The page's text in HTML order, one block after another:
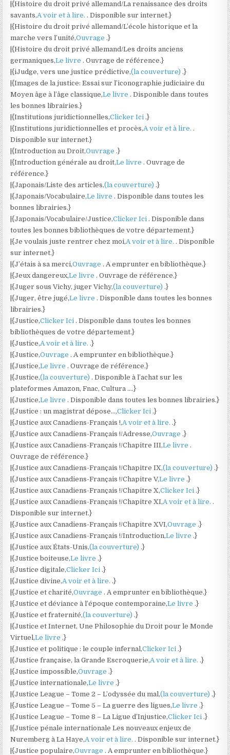
|{Histoire du droit privé allemand/La renaissance des droits
savants,A voir et à lire.. Disponible sur internet.}
|{Histoire du droit privé allemand/L’école historique et la
marche vers l’unité,Ouvrage.}
|{Histoire du droit privé allemand/Les droits anciens
germaniques,Le livre. Ouvrage de référence.}
|{iJudge, vers une justice prédictive,(la couverture).}
|{Images de la justice: Essai sur l’iconographie judiciaire du
Moyen âge à l’âge classique,Le livre. Disponible dans toutes
les bonnes librairies.}
|{Institutions juridictionnelles,Clicker Ici.}
|{Institutions juridictionnelles et procès,A voir et à lire..
Disponible sur internet.}
|{Introduction au Droit,Ouvrage.}
|{Introduction générale au droit,Le livre. Ouvrage de
référence.}
|{Japonais/Liste des articles,(la couverture).}
|{Japonais/Vocabulaire,Le livre. Disponible dans toutes les
bonnes librairies.}
|{Japonais/Vocabulaire/Justice,Clicker Ici. Disponible dans
toutes les bonnes bibliothèques de votre département.}
|{Je voulais juste rentrer chez moi,A voir et à lire.. Disponible
sur internet.}
|{J’étais à sa merci,Ouvrage. A emprunter en bibliothèque.}
|{Jeux dangereux,Le livre. Ouvrage de référence.}
|{Juger sous Vichy, juger Vichy,(la couverture).}
|{Juger, être jugé,Le livre. Disponible dans toutes les bonnes
librairies.}
|{Justice,Clicker Ici. Disponible dans toutes les bonnes
bibliothèques de votre département.}
|{Justice,A voir et à lire..}
|{Justice,Ouvrage. A emprunter en bibliothèque.}
|{Justice,Le livre. Ouvrage de référence.}
|{Justice,(la couverture). Disponible à l’achat sur les
plateformes Amazon, Fnac, Cultura ….}
|{Justice,Le livre. Disponible dans toutes les bonnes librairies.}
|{Justice : un magistrat dépose…,Clicker Ici.}
|{Justice aux Canadiens-Français !,A voir et à lire..}
|{Justice aux Canadiens-Français !/Adresse,Ouvrage.}
|{Justice aux Canadiens-Français !/Chapitre III,Le livre.
Ouvrage de référence.}
|{Justice aux Canadiens-Français !/Chapitre IX,(la couverture).}
|{Justice aux Canadiens-Français !/Chapitre V,Le livre.}
|{Justice aux Canadiens-Français !/Chapitre X,Clicker Ici.}
|{Justice aux Canadiens-Français !/Chapitre XI,A voir et à lire..
Disponible sur internet.}
|{Justice aux Canadiens-Français !/Chapitre XVI,Ouvrage.}
|{Justice aux Canadiens-Français !/Introduction,Le livre.}
|{Justice aux États-Unis,(la couverture).}
|{Justice boiteuse,Le livre.}
|{Justice digitale,Clicker Ici.}
|{Justice divine,A voir et à lire..}
|{Justice et charité,Ouvrage. A emprunter en bibliothèque.}
|{Justice et déviance à l’époque contemporaine,Le livre.}
|{Justice et fraternité,(la couverture).}
|{Justice et Internet, Une Philosophie du Droit pour le Monde
Virtuel,Le livre.}
|{Justice et politique : le couple infernal,Clicker Ici.}
|{Justice française, la Grande Escroquerie,A voir et à lire..}
|{Justice impossible,Ouvrage.}
|{Justice internationale,Le livre.}
|{Justice League – Tome 2 – L’odyssée du mal,(la couverture).}
|{Justice League – Tome 5 – La guerre des ligues,Le livre.}
|{Justice League – Tome 8 – La Ligue d’Injustice,Clicker Ici.}
|{Justice pénale internationale Les nouveaux enjeux de
Nuremberg à La Haye,A voir et à lire.. Disponible sur internet.}
|{Justice populaire,Ouvrage. A emprunter en bibliothèque.}